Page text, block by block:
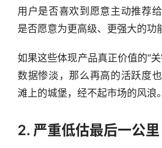
用户是否喜欢到愿意主动推荐
是否愿意为更高级、更强大的功
如果这些体现产品真正价值的“
数据惨淡，那么再高的活跃度
滩上的城堡，经不起市场的风浪。
2. 严重低估最后一公里